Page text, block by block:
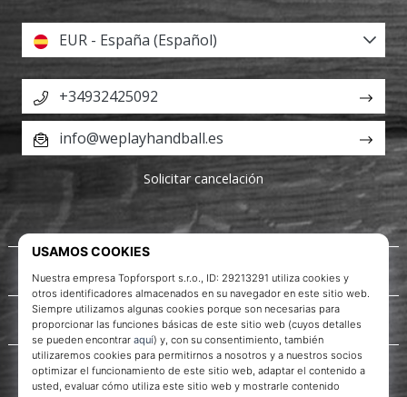
Acerca de nosotros
Servicio al cliente
EUR - España (Español)
+34932425092
info@weplayhandball.es
Solicitar cancelación